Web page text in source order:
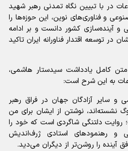
در با تبیین نگاه تمدنی رهبر شهید
و فناوری‌های نوین، این حوزه‌ها را
و آینده‌سازی کشور دانست و بر ادامه
توسعه اقتدار فناورانه ایران تاکید
متن کامل یادداشت سیدستار هاشمی،
به این شرح است:
و سایر آزادگان جهان در فراق رهبر
نشسته‌اند، نوشتن از ایشان برای من
روایت دلتنگی شاگردی است که خود را
و رهنمود‌های استادی ژرف‌اندیش
آینده را روشن‌تر از دیگران می‌دید.